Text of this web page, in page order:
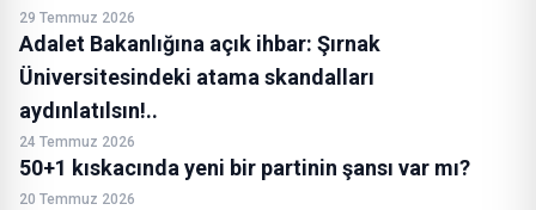
29 Temmuz 2026
Adalet Bakanlığına açık ihbar: Şırnak
Üniversitesindeki atama skandalları
aydınlatılsın!..
24 Temmuz 2026
50+1 kıskacında yeni bir partinin şansı var mı?
20 Temmuz 2026